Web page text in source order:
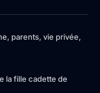
parents, vie privée,
la fille cadette de